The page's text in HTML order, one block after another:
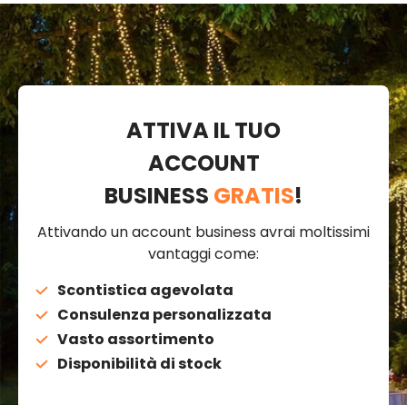
ATTIVA IL TUO
ACCOUNT
BUSINESS GRATIS!
Attivando un account business avrai moltissimi
vantaggi come:
Scontistica agevolata
Consulenza personalizzata
Vasto assortimento
Disponibilità di stock